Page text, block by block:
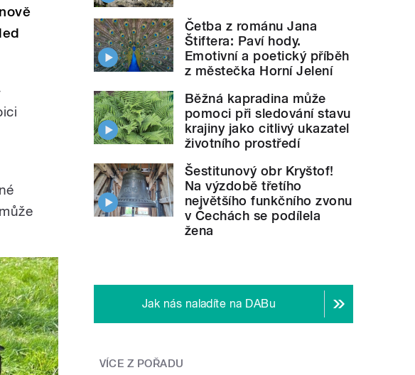
Četba z románu Jana
Štiftera: Paví hody.
Emotivní a poetický příběh
z městečka Horní Jelení
Běžná kapradina může
pomoci při sledování stavu
krajiny jako citlivý ukazatel
životního prostředí
Šestitunový obr Kryštof!
Na výzdobě třetího
největšího funkčního zvonu
v Čechách se podílela
žena
Jak nás naladíte na DABu
VÍCE Z POŘADU